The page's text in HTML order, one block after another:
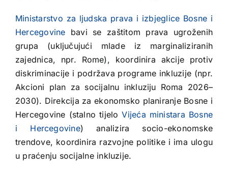
Ministarstvo za ljudska prava i izbjeglice Bosne i
Hercegovine bavi se zaštitom prava ugroženih
grupa (uključujući mlade iz marginaliziranih
zajednica, npr. Rome), koordinira akcije protiv
diskriminacije i podržava programe inkluzije (npr.
Akcioni plan za socijalnu inkluziju Roma 2026–
2030). Direkcija za ekonomsko planiranje Bosne i
Hercegovine (stalno tijeloVijeća ministara Bosne
i Hercegovine) analizira socio-ekonomske
trendove, koordinira razvojne politike i ima ulogu
u praćenju socijalne inkluzije.